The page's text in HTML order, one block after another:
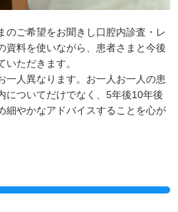
のご希望をお聞きし口腔内診査・レ
資料を使いながら、患者さまと今後
ただきます。
一人異なります。お一人お一人の患
についてだけでなく、5年後10年後
細やかなアドバイスすることを心が